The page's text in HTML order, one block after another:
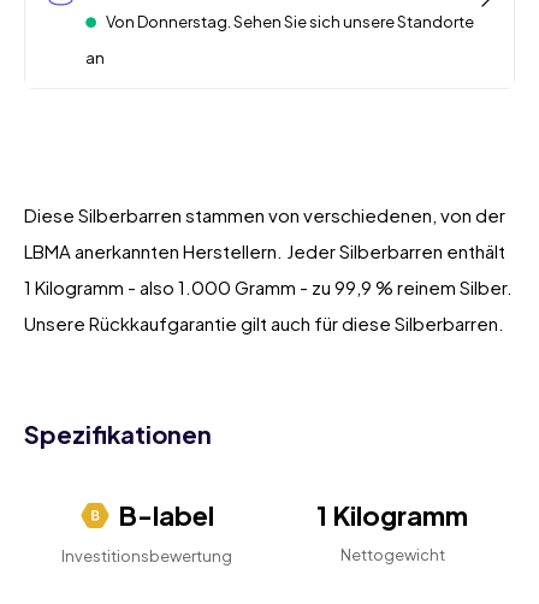
Von Donnerstag. Sehen Sie sich unsere Standorte
an
Diese Silberbarren stammen von verschiedenen, von der
LBMA anerkannten Herstellern. Jeder Silberbarren enthält
1 Kilogramm - also 1.000 Gramm - zu 99,9 % reinem Silber.
Unsere Rückkaufgarantie gilt auch für diese Silberbarren.
Spezifikationen
B-label
Investitionsbewertung
1 Kilogramm
Nettogewicht